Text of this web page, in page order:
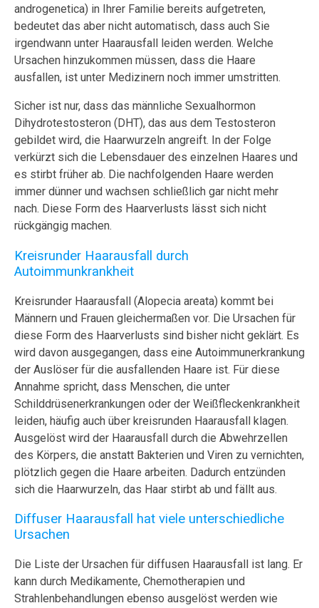
androgenetica) in Ihrer Familie bereits aufgetreten,
bedeutet das aber nicht automatisch, dass auch Sie
irgendwann unter Haarausfall leiden werden. Welche
Ursachen hinzukommen müssen, dass die Haare
ausfallen, ist unter Medizinern noch immer umstritten.
Sicher ist nur, dass das männliche Sexualhormon
Dihydrotestosteron (DHT), das aus dem Testosteron
gebildet wird, die Haarwurzeln angreift. In der Folge
verkürzt sich die Lebensdauer des einzelnen Haares und
es stirbt früher ab. Die nachfolgenden Haare werden
immer dünner und wachsen schließlich gar nicht mehr
nach. Diese Form des Haarverlusts lässt sich nicht
rückgängig machen.
Kreisrunder Haarausfall durch
Autoimmunkrankheit
Kreisrunder Haarausfall (Alopecia areata) kommt bei
Männern und Frauen gleichermaßen vor. Die Ursachen für
diese Form des Haarverlusts sind bisher nicht geklärt. Es
wird davon ausgegangen, dass eine Autoimmunerkrankung
der Auslöser für die ausfallenden Haare ist. Für diese
Annahme spricht, dass Menschen, die unter
Schilddrüsenerkrankungen oder der Weißfleckenkrankheit
leiden, häufig auch über kreisrunden Haarausfall klagen.
Ausgelöst wird der Haarausfall durch die Abwehrzellen
des Körpers, die anstatt Bakterien und Viren zu vernichten,
plötzlich gegen die Haare arbeiten. Dadurch entzünden
sich die Haarwurzeln, das Haar stirbt ab und fällt aus.
Diffuser Haarausfall hat viele unterschiedliche
Ursachen
Die Liste der Ursachen für diffusen Haarausfall ist lang. Er
kann durch Medikamente, Chemotherapien und
Strahlenbehandlungen ebenso ausgelöst werden wie